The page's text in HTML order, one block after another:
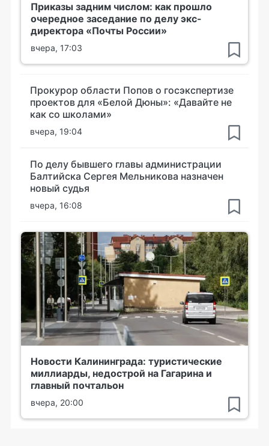
Приказы задним числом: как прошло
очередное заседание по делу экс-
директора «Почты России»
вчера, 17:03
Прокурор области Попов о госэкспертизе
проектов для «Белой Дюны»: «Давайте не
как со школами»
вчера, 19:04
По делу бывшего главы администрации
Балтийска Сергея Мельникова назначен
новый судья
вчера, 16:08
Новости Калининграда: туристические
миллиарды, недострой на Гагарина и
главный почтальон
вчера, 20:00